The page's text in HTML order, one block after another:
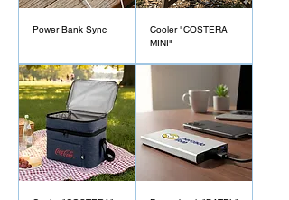
Power Bank Sync
Cooler "COSTERA
MINI"